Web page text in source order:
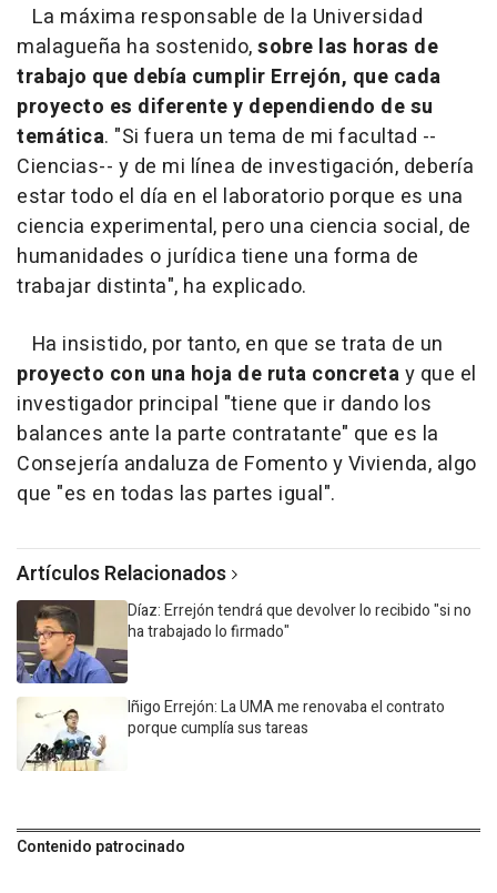
La máxima responsable de la Universidad
malagueña ha sostenido,sobre las horas de
trabajo que debía cumplir Errejón, que cada
proyecto es diferente y dependiendo de su
temática. "Si fuera un tema de mi facultad --
Ciencias-- y de mi línea de investigación, debería
estar todo el día en el laboratorio porque es una
ciencia experimental, pero una ciencia social, de
humanidades o jurídica tiene una forma de
trabajar distinta", ha explicado.
Ha insistido, por tanto, en que se trata de un
proyecto con una hoja de ruta concretay que el
investigador principal "tiene que ir dando los
balances ante la parte contratante" que es la
Consejería andaluza de Fomento y Vivienda, algo
que "es en todas las partes igual".
Artículos Relacionados
Díaz: Errejón tendrá que devolver lo recibido "si no
ha trabajado lo firmado"
Iñigo Errejón: La UMA me renovaba el contrato
porque cumplía sus tareas
Contenido patrocinado